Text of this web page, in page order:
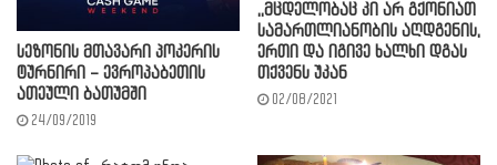
სეზონის მთავარი პოკერის
ტურნირი – ევროპაბეთის
ათეული ბათუმში
24/09/2019
,,მცდელობაც კი არ გქონიათ
სამართლიანობის აღდგენის,
ერთი და იგივე ხალხი დგას
თქვენს უკან
02/08/2021